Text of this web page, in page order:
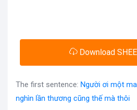
Download
The first sentence: Người ơi một
nghìn lần thương cũng thế mà thôi